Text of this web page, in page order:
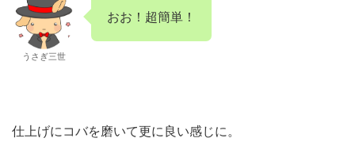
うさぎ三世
おお！超簡単！
仕上げにコバを磨いて更に良い感じに。